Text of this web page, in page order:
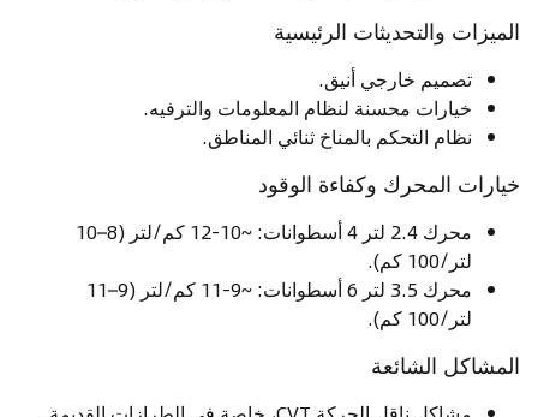
الميزات والتحديثات الرئيسية
تصميم خارجي أنيق.
خيارات محسنة لنظام المعلومات والترفيه.
نظام التحكم بالمناخ ثنائي المناطق.
خيارات المحرك وكفاءة الوقود
محرك 2.4 لتر 4 أسطوانات: ~10-12 كم/لتر (8–10
لتر/100 كم).
محرك 3.5 لتر 6 أسطوانات: ~9-11 كم/لتر (9–11
لتر/100 كم).
المشاكل الشائعة